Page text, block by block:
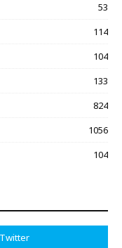
53
114
104
133
824
1056
104